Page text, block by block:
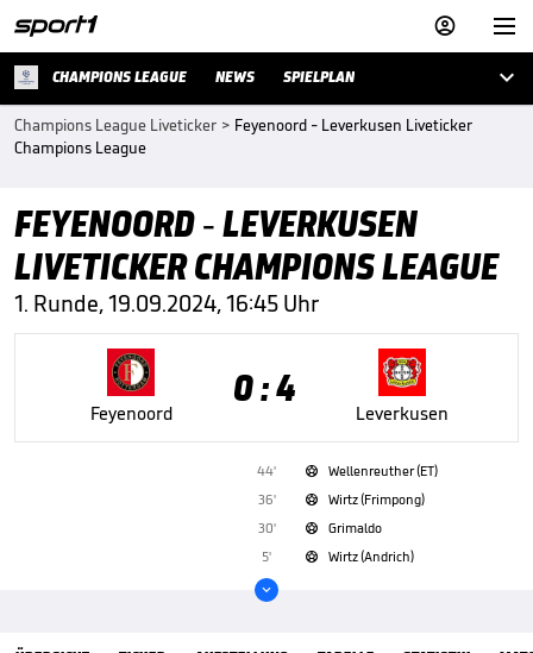


CHAMPIONS LEAGUE NEWS SPIELPLAN 
Champions League Liveticker > Feyenoord - Leverkusen Liveticker
Champions League
FEYENOORD - LEVERKUSEN
LIVETICKER CHAMPIONS LEAGUE
1. Runde, 19.09.2024, 16:45 Uhr
Feyenoord
0 : 4
Leverkusen
44' 
Wellenreuther (ET)
36'

Wirtz (Frimpong)
30'

Grimaldo
5'
 Wirtz (Andrich)

ÜbersichtTicker